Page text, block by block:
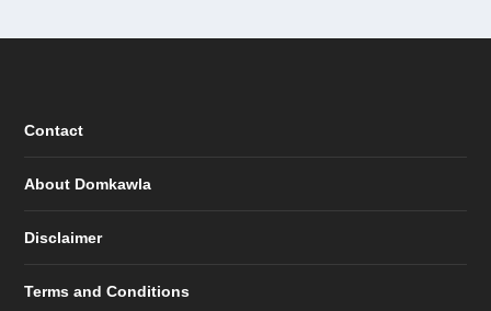
Contact
About Domkawla
Disclaimer
Terms and Conditions